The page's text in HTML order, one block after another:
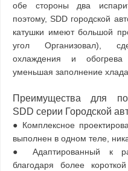
обе стороны два
поэтому, SDD городской
катушки имеют большой
угол Организовал),
охлаждения и
уменьшая заполнение
Преимущества для
SDD серии Городской
● Комплексное
выполнен в одном теле,
● Адаптированный к
благодаря более